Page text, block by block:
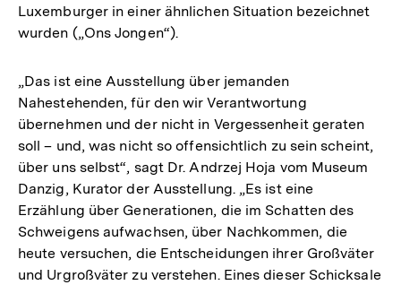
Luxemburger in einer ähnlichen Situation bezeichnet
wurden („Ons Jongen“).
„Das ist eine Ausstellung über jemanden
Nahestehenden, für den wir Verantwortung
übernehmen und der nicht in Vergessenheit geraten
soll – und, was nicht so offensichtlich zu sein scheint,
über uns selbst“, sagt Dr. Andrzej Hoja vom Museum
Danzig, Kurator der Ausstellung. „Es ist eine
Erzählung über Generationen, die im Schatten des
Schweigens aufwachsen, über Nachkommen, die
heute versuchen, die Entscheidungen ihrer Großväter
und Urgroßväter zu verstehen. Eines dieser Schicksale